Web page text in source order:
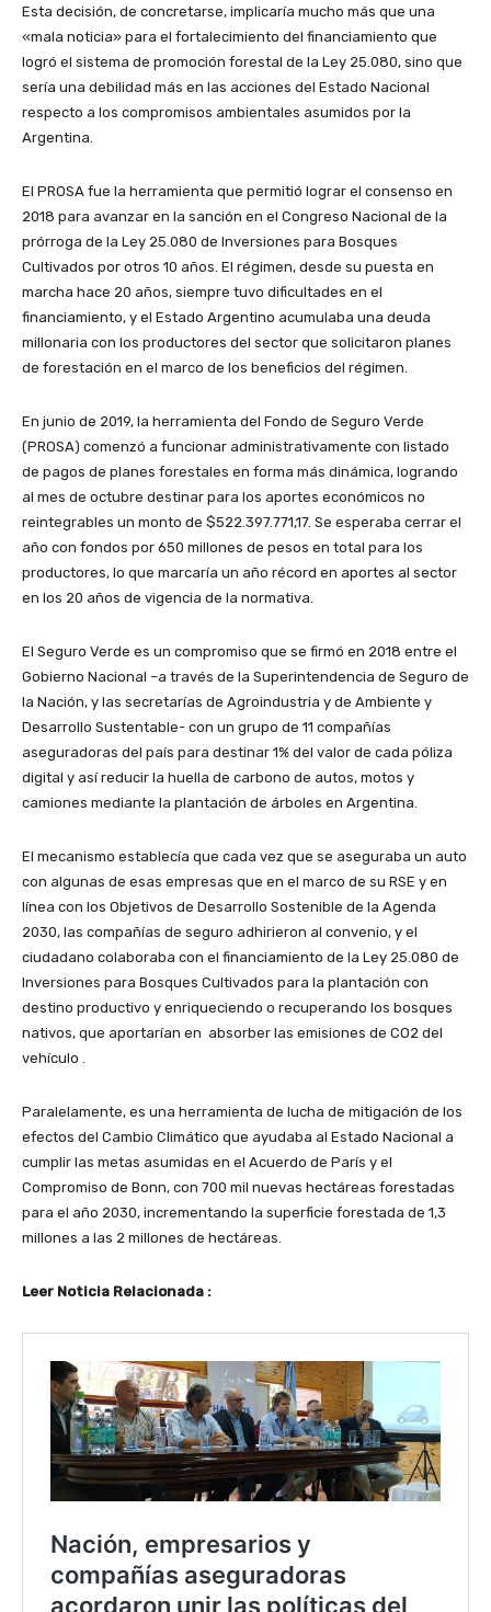
Esta decisión, de concretarse, implicaría mucho más que una
«mala noticia» para el fortalecimiento del financiamiento que
logró el sistema de promoción forestal de la Ley 25.080, sino que
sería una debilidad más en las acciones del Estado Nacional
respecto a los compromisos ambientales asumidos por la
Argentina.
El PROSA fue la herramienta que permitió lograr el consenso en
2018 para avanzar en la sanción en el Congreso Nacional de la
prórroga de la Ley 25.080 de Inversiones para Bosques
Cultivados por otros 10 años. El régimen, desde su puesta en
marcha hace 20 años, siempre tuvo dificultades en el
financiamiento, y el Estado Argentino acumulaba una deuda
millonaria con los productores del sector que solicitaron planes
de forestación en el marco de los beneficios del régimen.
En junio de 2019, la herramienta del Fondo de Seguro Verde
(PROSA) comenzó a funcionar administrativamente con listado
de pagos de planes forestales en forma más dinámica, logrando
al mes de octubre destinar para los aportes económicos no
reintegrables un monto de $522.397.771,17. Se esperaba cerrar el
año con fondos por 650 millones de pesos en total para los
productores, lo que marcaría un año récord en aportes al sector
en los 20 años de vigencia de la normativa.
El Seguro Verde es un compromiso que se firmó en 2018 entre el
Gobierno Nacional –a través de la Superintendencia de Seguro de
la Nación, y las secretarías de Agroindustria y de Ambiente y
Desarrollo Sustentable- con un grupo de 11 compañías
aseguradoras del país para destinar 1% del valor de cada póliza
digital y así reducir la huella de carbono de autos, motos y
camiones mediante la plantación de árboles en Argentina.
El mecanismo establecía que cada vez que se aseguraba un auto
con algunas de esas empresas que en el marco de su RSE y en
línea con los Objetivos de Desarrollo Sostenible de la Agenda
2030, las compañías de seguro adhirieron al convenio, y el
ciudadano colaboraba con el financiamiento de la Ley 25.080 de
Inversiones para Bosques Cultivados para la plantación con
destino productivo y enriqueciendo o recuperando los bosques
nativos, que aportarían en absorber las emisiones de CO2 del
vehículo .
Paralelamente, es una herramienta de lucha de mitigación de los
efectos del Cambio Climático que ayudaba al Estado Nacional a
cumplir las metas asumidas en el Acuerdo de París y el
Compromiso de Bonn, con 700 mil nuevas hectáreas forestadas
para el año 2030, incrementando la superficie forestada de 1,3
millones a las 2 millones de hectáreas.
Leer Noticia Relacionada :